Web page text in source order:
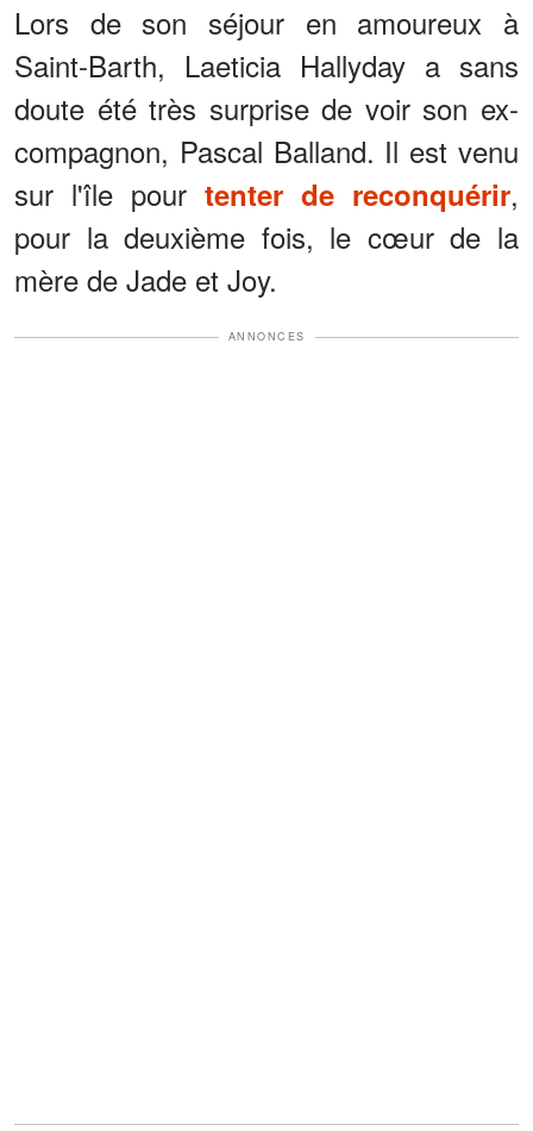
Lors de son séjour en amoureux à
Saint-Barth, Laeticia Hallyday a sans
doute été très surprise de voir son ex-
compagnon, Pascal Balland. Il est venu
sur l'île pour tenter de reconquérir,
pour la deuxième fois, le cœur de la
mère de Jade et Joy.
ANNONCES